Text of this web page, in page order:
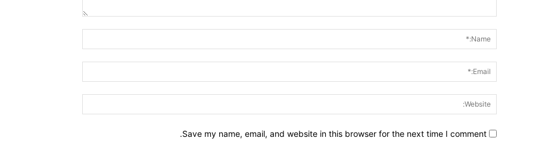
Save my name, email, and website in this browser for the next time I comment.